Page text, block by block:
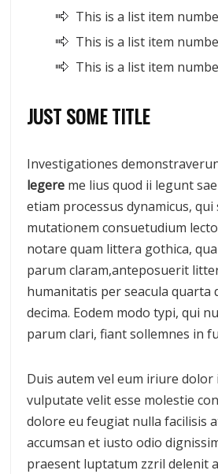
This is a list item
This is a list item
This is a list item
JUST SOME TITLE
Investigationes
legere me lius quod ii legunt
etiam processus dynamicus,
mutationem consuetudium
notare quam littera gothica,
parum claram,anteposuerit
humanitatis per seacula quarta
decima. Eodem modo typi, qui
parum clari, fiant sollemnes in
Duis autem vel eum iriure
vulputate velit esse molestie
dolore eu feugiat nulla facilisis
accumsan et iusto odio
praesent luptatum zzril delenit